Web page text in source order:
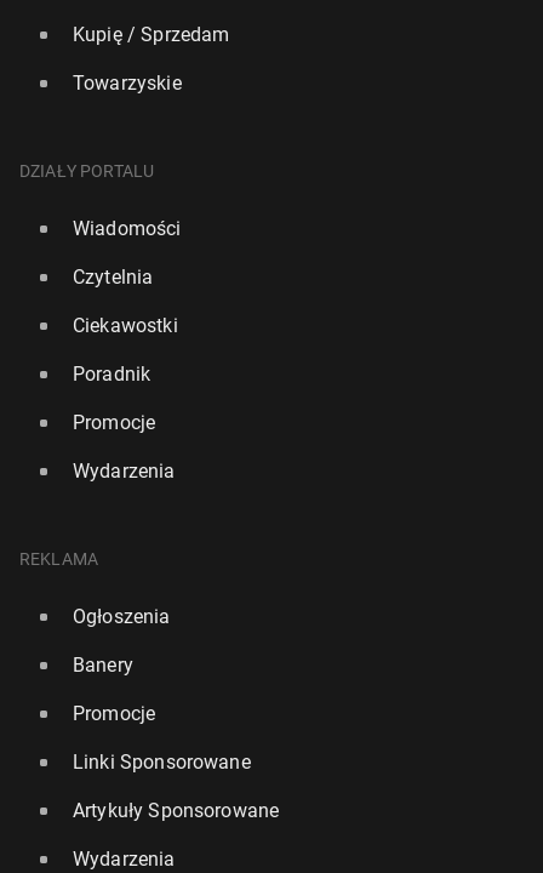
Kupię / Sprzedam
Towarzyskie
DZIAŁY PORTALU
Wiadomości
Czytelnia
Ciekawostki
Poradnik
Promocje
Wydarzenia
REKLAMA
Ogłoszenia
Banery
Promocje
Linki Sponsorowane
Artykuły Sponsorowane
Wydarzenia